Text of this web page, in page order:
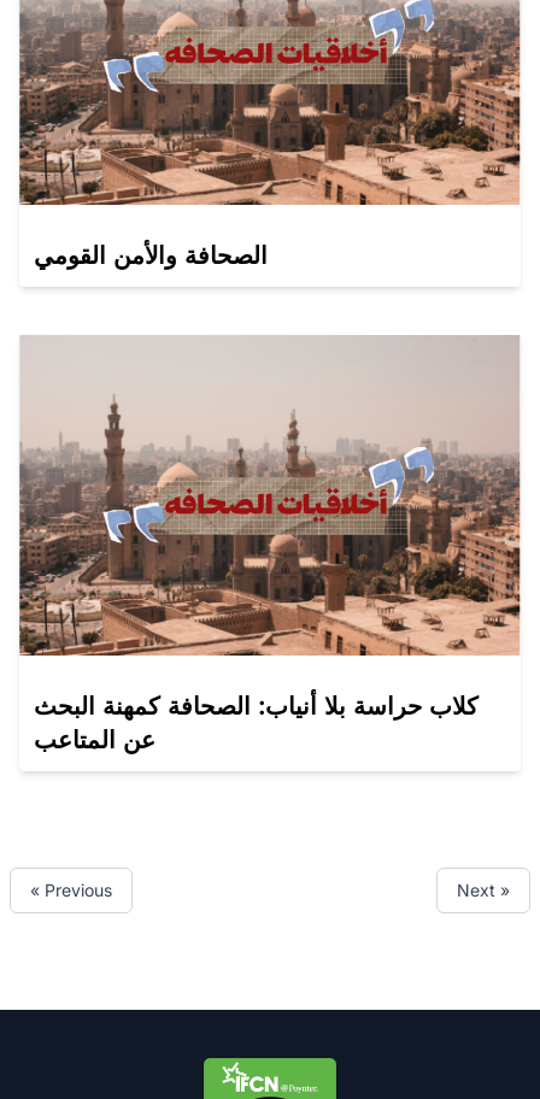
الصحافة والأمن القومي
كلاب حراسة بلا أنياب: الصحافة كمهنة البحث
عن المتاعب
« Previous Next »